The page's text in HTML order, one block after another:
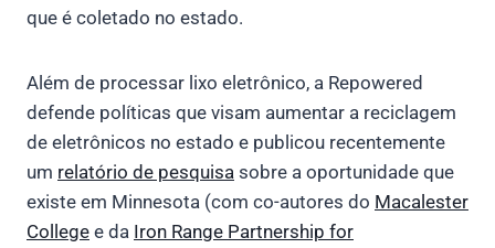
que é coletado no estado.
Além de processar lixo eletrônico, a Repowered
defende políticas que visam aumentar a reciclagem
de eletrônicos no estado e publicou recentemente
um relatório de pesquisa sobre a oportunidade que
existe em Minnesota (com co-autores do Macalester
College e da Iron Range Partnership for